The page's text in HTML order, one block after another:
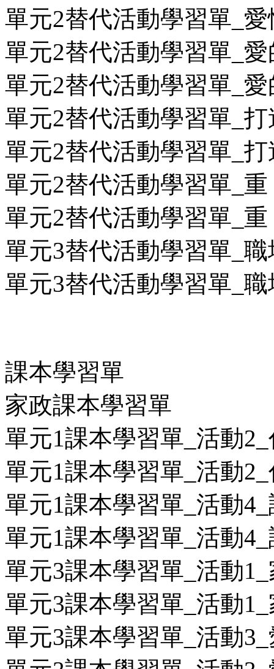
單元2替代活動學習單_
單元2替代活動學習單_
單元2替代活動學習單_
單元2替代活動學習單_
單元2替代活動學習單_
單元2替代活動學習單_
單元2替代活動學習單_
單元3替代活動學習單_
單元3替代活動學習單_
課本學習單
家政課本學習單
單元1課本學習單_活動
單元1課本學習單_活動
單元1課本學習單_活動
單元1課本學習單_活動
單元3課本學習單_活動
單元3課本學習單_活動
單元3課本學習單_活動